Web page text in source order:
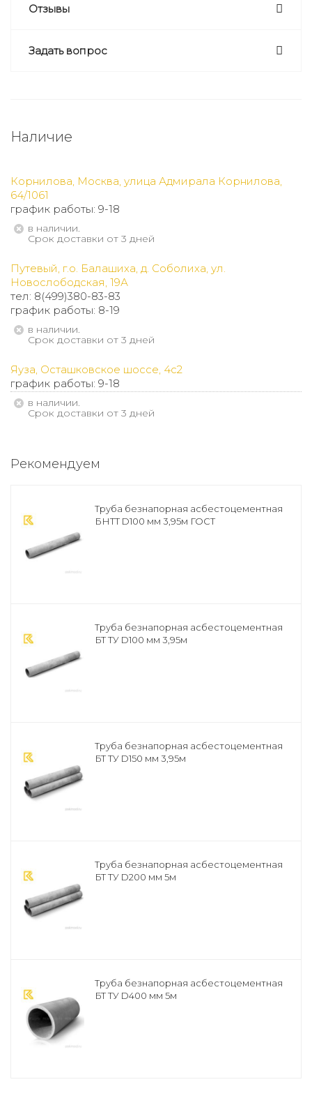
Отзывы
Задать вопрос
Наличие
Корнилова, Москва, улица Адмирала Корнилова,
64/1061
график работы: 9-18
В наличии.
Срок доставки от 3 дней
Путевый, г.о. Балашиха, д. Соболиха, ул.
Новослободская, 19А
тел: 8(499)380-83-83
график работы: 8-19
В наличии.
Срок доставки от 3 дней
Яуза, Осташковское шоссе, 4с2
график работы: 9-18
В наличии.
Срок доставки от 3 дней
Рекомендуем
Труба безнапорная асбестоцементная
БНТТ D100 мм 3,95м ГОСТ
Труба безнапорная асбестоцементная
БТ ТУ D100 мм 3,95м
Труба безнапорная асбестоцементная
БТ ТУ D150 мм 3,95м
Труба безнапорная асбестоцементная
БТ ТУ D200 мм 5м
Труба безнапорная асбестоцементная
БТ ТУ D400 мм 5м